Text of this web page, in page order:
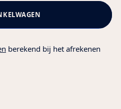
berekend bij het afrekenen